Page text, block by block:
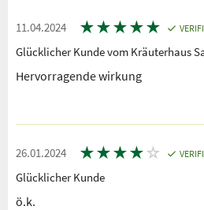
11.04.2024 ★★★★★
Glücklicher Kunde vom Kräuterhaus
Hervorragende wirkung
26.01.2024 ★★★★ ☆
Glücklicher Kunde
ö.k.